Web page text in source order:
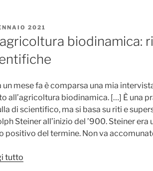
2021
biodinamica:
un mese fa è comparsa una mia
all’agricoltura biodinamica. […] È una
di scientifico, ma si basa su riti e
Steiner all’inizio del ’900. Steiner era
positivo del termine. Non va
tutto